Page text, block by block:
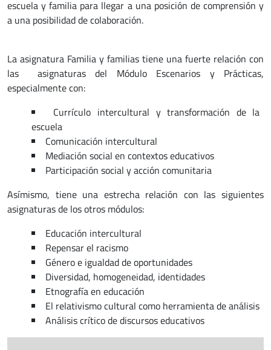
escuela y familia para llegar a una posición de comprensión y
a una posibilidad de colaboración.
La asignatura Familia y familias tiene una fuerte relación con
las asignaturas del Módulo Escenarios y Prácticas,
especialmente con:
Currículo intercultural y transformación de la
escuela
Comunicación intercultural
Mediación social en contextos educativos
Participación social y acción comunitaria
Asímismo, tiene una estrecha relación con las siguientes
asignaturas de los otros módulos:
Educación intercultural
Repensar el racismo
Género e igualdad de oportunidades
Diversidad, homogeneidad, identidades
Etnografía en educación
El relativismo cultural como herramienta de análisis
Análisis crítico de discursos educativos